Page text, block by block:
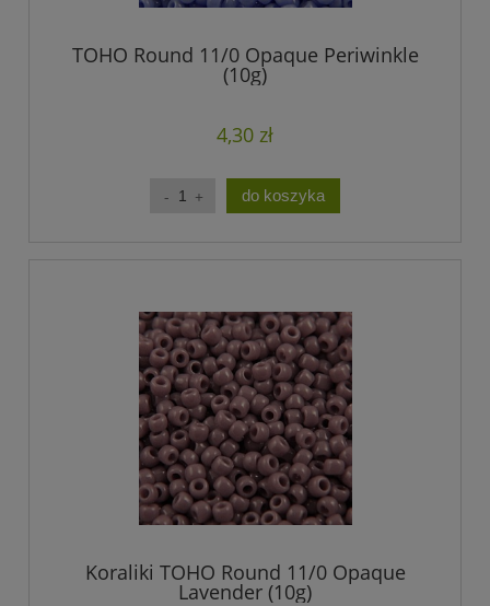
TOHO Round 11/0 Opaque Periwinkle
(10g)
4,30 zł
do koszyka
Koraliki TOHO Round 11/0 Opaque
Lavender (10g)